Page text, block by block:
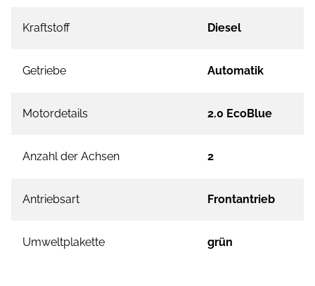
Kraftstoff Diesel
Getriebe Automatik
Motordetails 2.0 EcoBlue
Anzahl der Achsen 2
Antriebsart Frontantrieb
Umweltplakette grün